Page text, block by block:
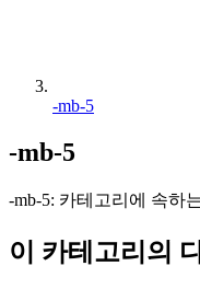
-mb-5
-mb-5
-mb-5: 카테고리에 속하
이 카테고리의